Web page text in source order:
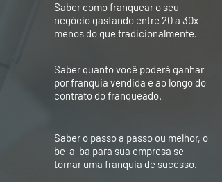
Saber como franquear o seu
negócio gastando entre 20 a 30x
menos do que tradicionalmente.
Saber quanto você poderá ganhar
por franquia vendida e ao longo do
contrato do franqueado.
Saber o passo a passo ou melhor, o
be-a-ba para sua empresa se
tornar uma franquia de sucesso.